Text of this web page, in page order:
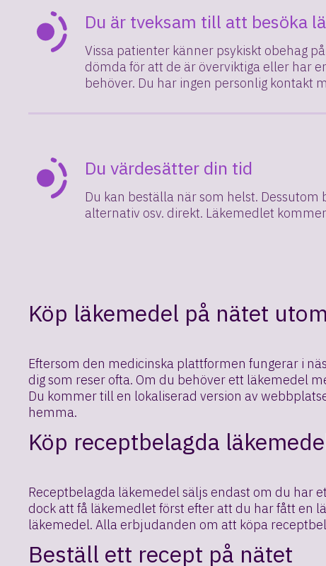
Du är tveksam till att besöka
Vissa patienter känner psykiskt obehag
dömda för att de är överviktiga eller har
behöver. Du har ingen personlig kontakt
Du värdesätter din tid
Du kan beställa när som helst.
alternativ osv. direkt. Läkemedlet
Köp läkemedel på nätet
Eftersom den medicinska plattformen fungerar i
dig som reser ofta. Om du behöver ett läkemedel
Du kommer till en lokaliserad version av
hemma.
Köp receptbelagda
Receptbelagda läkemedel säljs endast om du har
dock att få läkemedlet först efter att du har fått en
läkemedel. Alla erbjudanden om att köpa
Beställ ett recept på nätet